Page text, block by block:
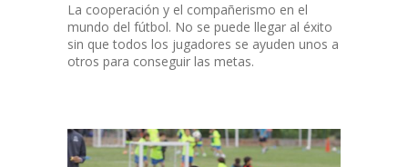
La cooperación y el compañerismo en el
mundo del fútbol. No se puede llegar al éxito
sin que todos los jugadores se ayuden unos a
otros para conseguir las metas.